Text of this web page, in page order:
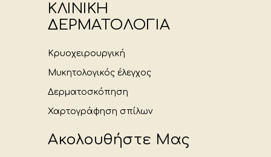
ΚΛΙΝΙΚΗ
ΔΕΡΜΑΤΟΛΟΓΙΑ
Κρυοχειρουργική
Μυκητολογικός έλεγχος
Δερματοσκόπηση
Χαρτογράφηση σπίλων
Ακολουθήστε Μας